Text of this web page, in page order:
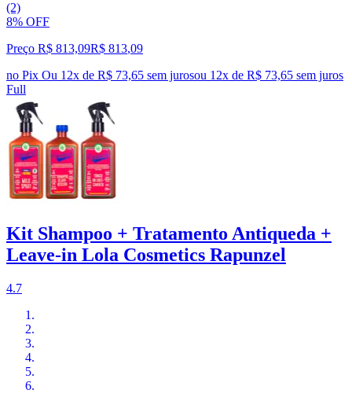
(2)
8% OFF
Preço R$ 813,09R$ 813,09
no Pix Ou 12x de R$ 73,65 sem jurosou 12x de R$ 73,65 sem juros
Full
Kit Shampoo + Tratamento Antiqueda +
Leave-in Lola Cosmetics Rapunzel
4.7